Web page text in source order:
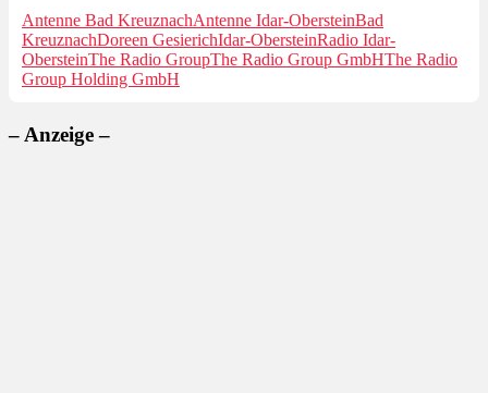
Antenne Bad KreuznachAntenne Idar-ObersteinBad
KreuznachDoreen GesierichIdar-ObersteinRadio Idar-
ObersteinThe Radio GroupThe Radio Group GmbHThe Radio
Group Holding GmbH
– Anzeige –